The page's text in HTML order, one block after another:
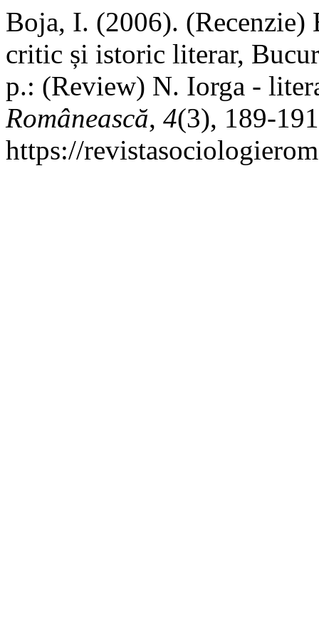
Boja, I. (2006).
critic și istoric literar,
p.: (Review) N. Iorga -
Românească, 4(3), 189-
https://